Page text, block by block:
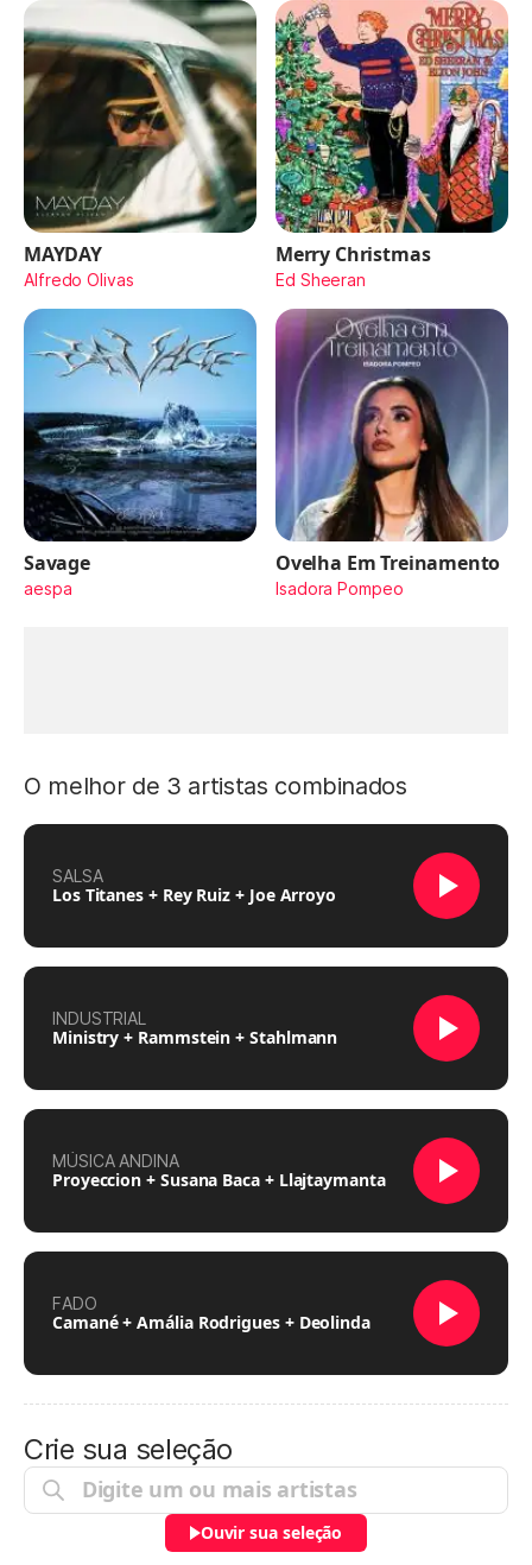
MAYDAY
Alfredo Olivas
Merry Christmas
Ed Sheeran
Savage
aespa
Ovelha Em Treinamento
Isadora Pompeo
O melhor de 3 artistas combinados
SALSA
Los Titanes + Rey Ruiz + Joe Arroyo
INDUSTRIAL
Ministry + Rammstein + Stahlmann
MÚSICA ANDINA
Proyeccion + Susana Baca + Llajtaymanta
FADO
Camané + Amália Rodrigues + Deolinda
Crie sua seleção
Ouvir sua seleção